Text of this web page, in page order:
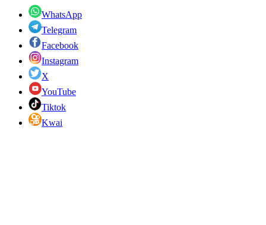
WhatsApp
Telegram
Facebook
Instagram
X
YouTube
Tiktok
Kwai